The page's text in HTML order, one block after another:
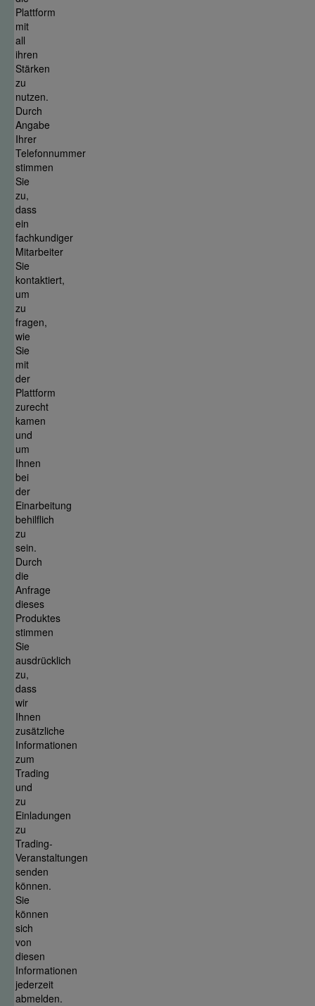
Plattform
mit
all
ihren
Stärken
zu
nutzen.
Durch
Angabe
Ihrer
Telefonnummer
stimmen
Sie
zu,
dass
ein
fachkundiger
Mitarbeiter
Sie
kontaktiert,
um
zu
fragen,
wie
Sie
mit
der
Plattform
zurecht
kamen
und
um
Ihnen
bei
der
Einarbeitung
behilflich
zu
sein.
Durch
die
Anfrage
dieses
Produktes
stimmen
Sie
ausdrücklich
zu,
dass
wir
Ihnen
zusätzliche
Informationen
zum
Trading
und
zu
Einladungen
zu
Trading-
Veranstaltungen
senden
können.
Sie
können
sich
von
diesen
Informationen
jederzeit
abmelden.